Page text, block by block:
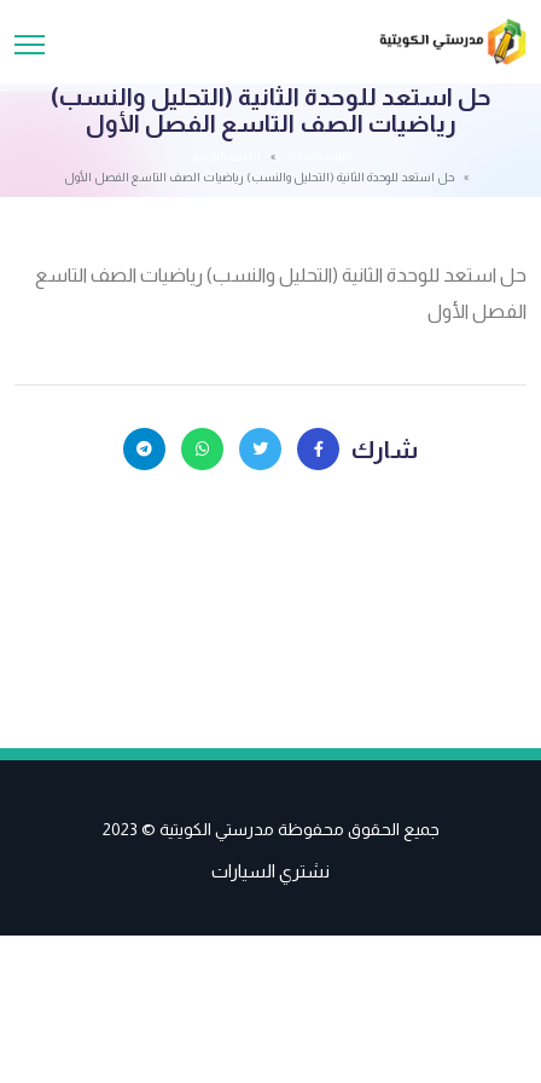
حل استعد للوحدة الثانية (التحليل والنسب)
رياضيات الصف التاسع الفصل الأول
حل استعد للوحدة الثانية (التحليل والنسب) رياضيات الصف التاسع الفصل الأول
حل استعد للوحدة الثانية (التحليل والنسب) رياضيات الصف التاسع
الفصل الأول
شارك
جميع الحقوق محفوظة مدرستي الكويتية © 2023
نشتري السيارات